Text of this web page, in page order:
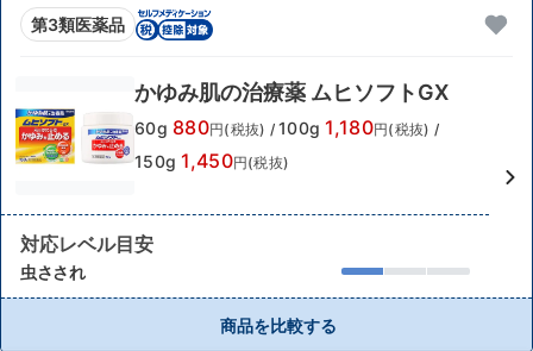
第3類医薬品
かゆみ肌の治療薬 ムヒソフトGX
60g 880円(税抜) / 100g 1,180円(税抜) /
150g 1,450円(税抜)
対応レベル目安
虫さされ
商品を比較する